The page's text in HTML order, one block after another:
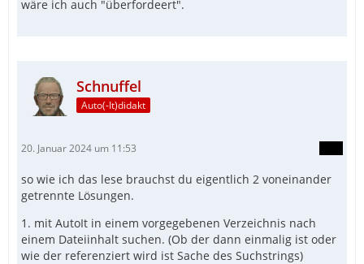
wäre ich auch "überfordeert".
Schnuffel
Auto(-It)didakt
20. Januar 2024 um 11:53
so wie ich das lese brauchst du eigentlich 2 voneinander
getrennte Lösungen.
1. mit AutoIt in einem vorgegebenen Verzeichnis nach
einem Dateiinhalt suchen. (Ob der dann einmalig ist oder
wie der referenziert wird ist Sache des Suchstrings)